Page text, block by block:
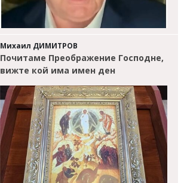
Михаил ДИМИТРОВ
Почитаме Преображение Господне,
вижте кой има имен ден